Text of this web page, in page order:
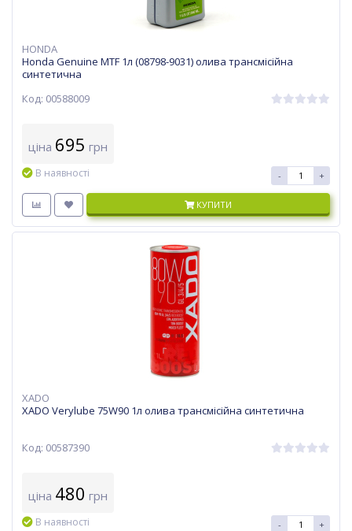
HONDA
Honda Genuine MTF 1л (08798-9031) олива трансмісійна
синтетична
Код: 00588009
ціна 695 грн
В наявності - +
КУПИТИ
XADO
XADO Verylube 75W90 1л олива трансмісійна синтетична
Код: 00587390
ціна 480 грн
В наявності - +